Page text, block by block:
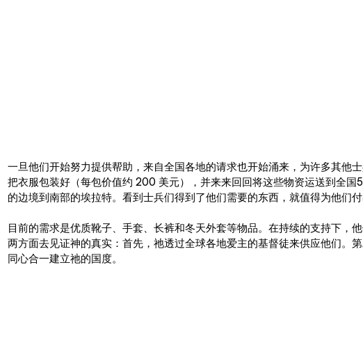
一旦他们开始努力提供帮助，来自全国各地的请求也开始涌来，为许多其他
把衣服包装好（每包价值约 200 美元），并来来回回将这些物资运送到全
的边境到南部的埃拉特。看到士兵们得到了他们需要的东西，就值得为他们付
目前的需求是优质靴子、手套、长裤和冬天外套等物品。在持续的支持下，
两方面去见证神的真实：首先，祂透过全球各地爱主的基督徒来供应他们。
同心合一建立祂的国度。